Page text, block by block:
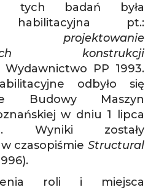
tych badań była
habilitacyjna pt.:
projektowanie
konstrukcji
Wydawnictwo PP 1993.
odbyło się
Budowy Maszyn
w dniu 1 lipca
Wyniki zostały
czasopiśmie Structural
roli i miejsca